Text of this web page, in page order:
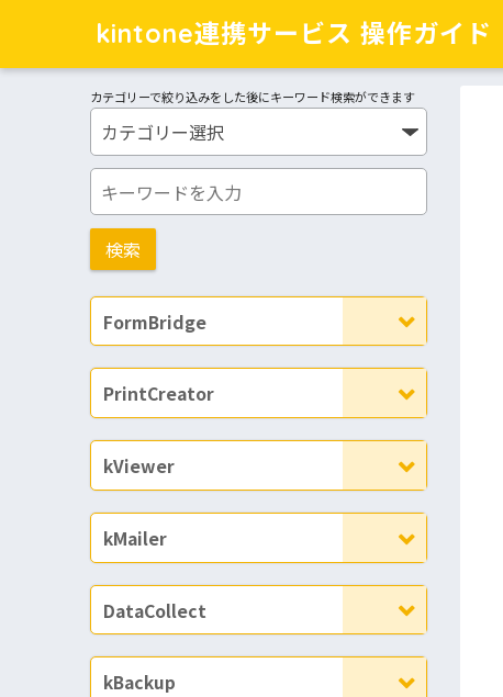
kintone連携サービス 操作ガイド
カテゴリーで絞り込みをした後にキーワード検索ができます
FormBridge
PrintCreator
kViewer
kMailer
DataCollect
kBackup